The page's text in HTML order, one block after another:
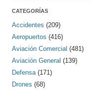
CATEGORÍAS
Accidentes (209)
Aeropuertos (416)
Aviación Comercial (481)
Aviación General (139)
Defensa(171)
Drones (68)